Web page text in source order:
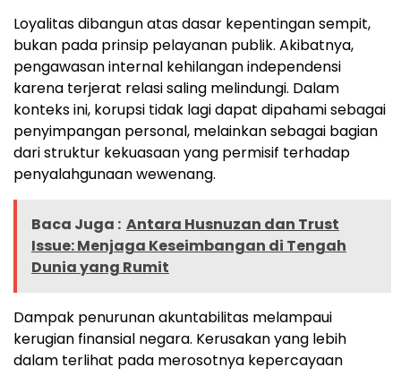
Loyalitas dibangun atas dasar kepentingan sempit,
bukan pada prinsip pelayanan publik. Akibatnya,
pengawasan internal kehilangan independensi
karena terjerat relasi saling melindungi. Dalam
konteks ini, korupsi tidak lagi dapat dipahami sebagai
penyimpangan personal, melainkan sebagai bagian
dari struktur kekuasaan yang permisif terhadap
penyalahgunaan wewenang.
Baca Juga : Antara Husnuzan dan Trust
Issue: Menjaga Keseimbangan di Tengah
Dunia yang Rumit
Dampak penurunan akuntabilitas melampaui
kerugian finansial negara. Kerusakan yang lebih
dalam terlihat pada merosotnya kepercayaan